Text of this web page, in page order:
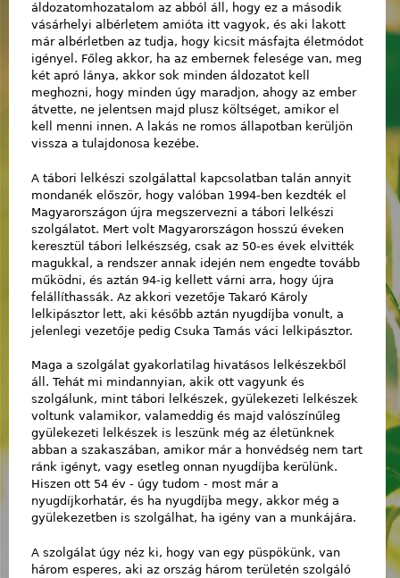
áldozatomhozatalom az abból áll, hogy ez a második
vásárhelyi albérletem amióta itt vagyok, és aki lakott
már albérletben az tudja, hogy kicsit másfajta életmódot
igényel. Főleg akkor, ha az embernek felesége van, meg
két apró lánya, akkor sok minden áldozatot kell
meghozni, hogy minden úgy maradjon, ahogy az ember
átvette, ne jelentsen majd plusz költséget, amikor el
kell menni innen. A lakás ne romos állapotban kerüljön
vissza a tulajdonosa kezébe.
A tábori lelkészi szolgálattal kapcsolatban talán annyit
mondanék először, hogy valóban 1994-ben kezdték el
Magyarországon újra megszervezni a tábori lelkészi
szolgálatot. Mert volt Magyarországon hosszú éveken
keresztül tábori lelkészség, csak az 50-es évek elvitték
magukkal, a rendszer annak idején nem engedte tovább
működni, és aztán 94-ig kellett várni arra, hogy újra
felállíthassák. Az akkori vezetője Takaró Károly
lelkipásztor lett, aki később aztán nyugdíjba vonult, a
jelenlegi vezetője pedig Csuka Tamás váci lelkipásztor.
Maga a szolgálat gyakorlatilag hivatásos lelkészekből
áll. Tehát mi mindannyian, akik ott vagyunk és
szolgálunk, mint tábori lelkészek, gyülekezeti lelkészek
voltunk valamikor, valameddig és majd valószínűleg
gyülekezeti lelkészek is leszünk még az életünknek
abban a szakaszában, amikor már a honvédség nem tart
ránk igényt, vagy esetleg onnan nyugdíjba kerülünk.
Hiszen ott 54 év - úgy tudom - most már a
nyugdíjkorhatár, és ha nyugdíjba megy, akkor még a
gyülekezetben is szolgálhat, ha igény van a munkájára.
A szolgálat úgy néz ki, hogy van egy püspökünk, van
három esperes, aki az ország három területén szolgáló